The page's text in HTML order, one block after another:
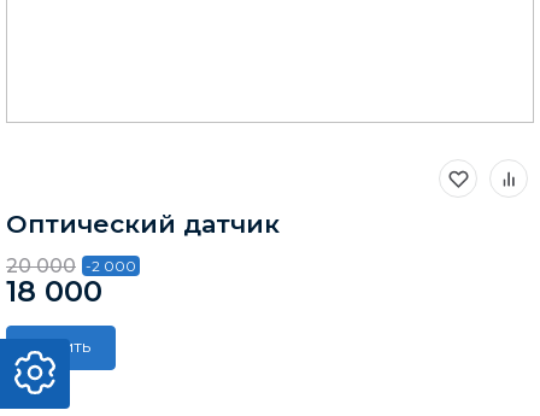
Оптический датчик
20 000 -2 000
18 000
Купить